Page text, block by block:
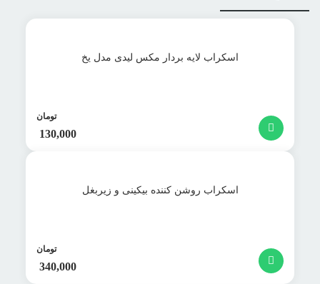
اسکراب لایه بردار مکس لیدی مدل یخ
130,000
تومان
اسکراب روشن کننده بیکینی و زیربغل
340,000
تومان